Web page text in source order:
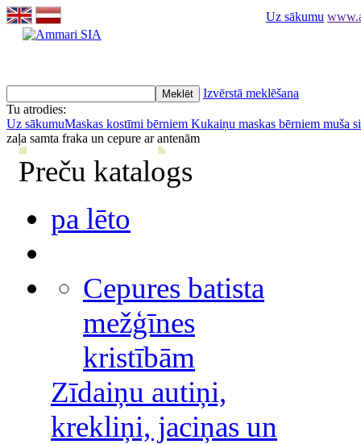
Uz sākumu
Izvērstā meklēšana
Tu atrodies:
Uz sākumuMaskas kostīmi bērniem Kukaiņu maskas bērniem muša
zaļa samta fraka un cepure ar antenām
Preču katalogs
pa lēto
Cepures batista
mežģīnes
kristībām
Zīdaiņu autiņi,
krekliņi, jaciņas un